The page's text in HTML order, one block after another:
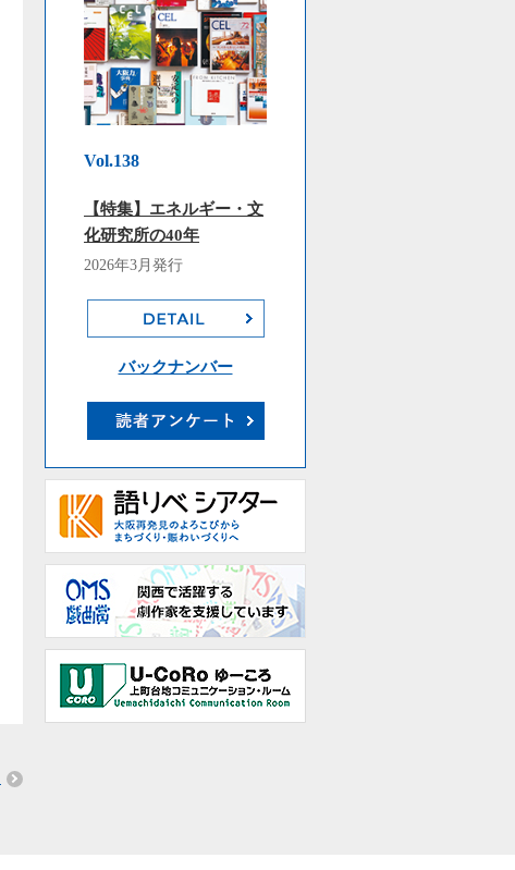
Vol.138
【特集】エネルギー・文
化研究所の40年
2026年3月発行
バックナンバー